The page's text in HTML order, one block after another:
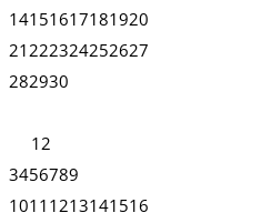
14151617181920
21 222324252627
282930
1 2
3456789
1011 1213141516